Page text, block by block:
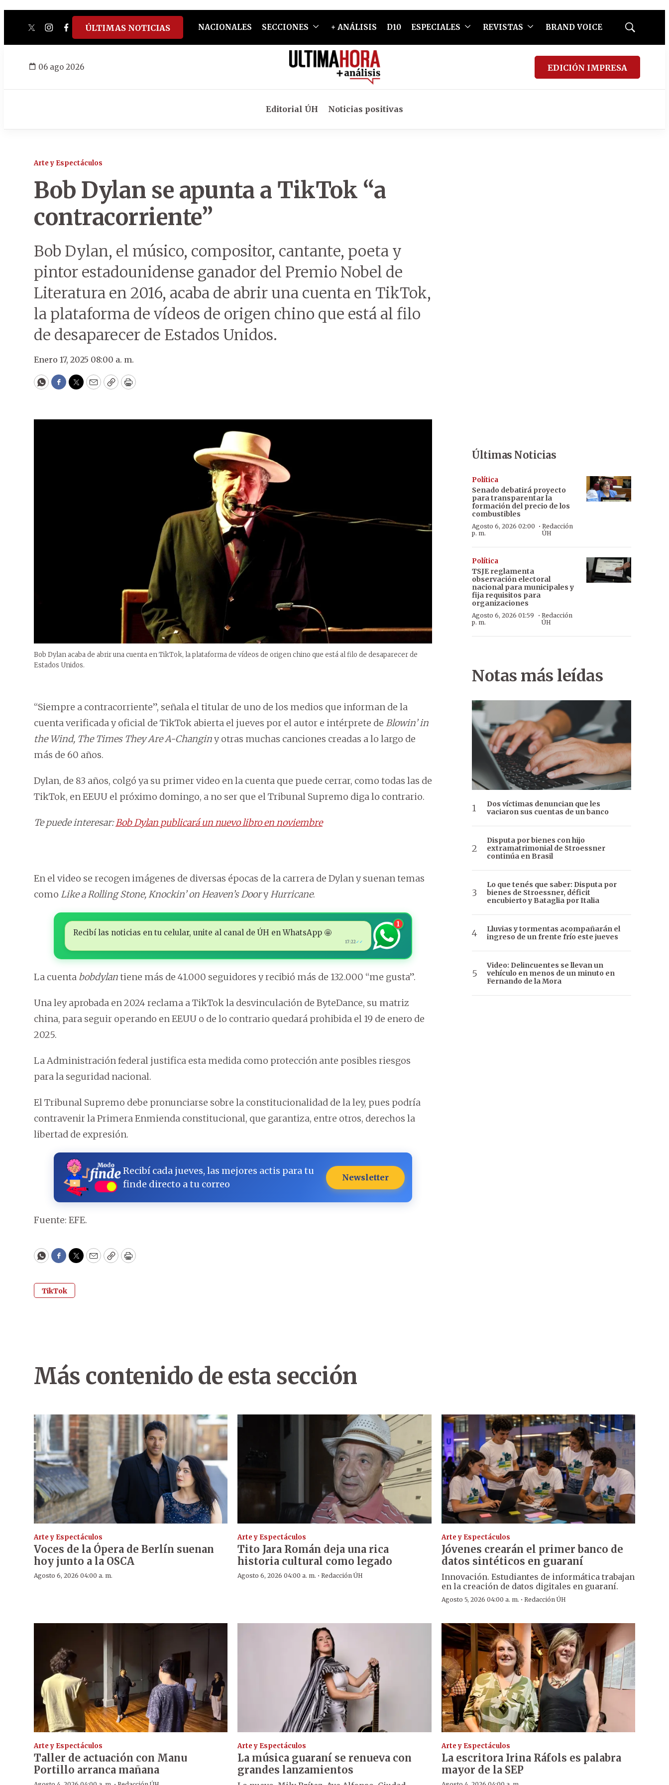
twitterinstagram
facebook
tiktokyoutube
spotify
ÚLTIMAS NOTICIAS NACIONALES SECCIONES + ANÁLISIS D10 ESPECIALES REVISTAS BRAND VOICE
Mostrar
06 ago 2026 EDICIÓN IMPRESA
Editorial ÚH Noticias positivas
Arte y Espectáculos
Bob Dylan se apunta a TikTok “a
contracorriente”
Bob Dylan, el músico, compositor, cantante, poeta y
pintor estadounidense ganador del Premio Nobel de
Literatura en 2016, acaba de abrir una cuenta en TikTok,
la plataforma de vídeos de origen chino que está al filo
de desaparecer de Estados Unidos.
Enero 17, 2025 08:00 a. m.
WhatsApp
Facebook
Twitter
EmailCopyPrint
Bob Dylan acaba de abrir una cuenta en TikTok, la plataforma de vídeos de origen chino que está al filo de desaparecer de
Estados Unidos.
“Siempre a contracorriente”, señala el titular de uno de los medios que informan de la
cuenta verificada y oficial de TikTok abierta el jueves por el autor e intérprete de Blowin’ in
the Wind, The Times They Are A-Changiny otras muchas canciones creadas a lo largo de
más de 60 años.
Dylan, de 83 años, colgó ya su primer video en la cuenta que puede cerrar, como todas las de
TikTok, en EEUU el próximo domingo, a no ser que el Tribunal Supremo diga lo contrario.
Te puede interesar:Bob Dylan publicará un nuevo libro en noviembre
En el video se recogen imágenes de diversas épocas de la carrera de Dylan y suenan temas
como Like a Rolling Stone, Knockin’ on Heaven’s DooryHurricane.
Recibí las noticias en tu celular, unite al canal de ÚH en WhatsApp 🤩
17:22✓✓
1
La cuenta bobdylantiene más de 41.000 seguidores y recibió más de 132.000 “me gusta”.
Una ley aprobada en 2024 reclama a TikTok la desvinculación de ByteDance, su matriz
china, para seguir operando en EEUU o de lo contrario quedará prohibida el 19 de enero de
2025.
La Administración federal justifica esta medida como protección ante posibles riesgos
para la seguridad nacional.
El Tribunal Supremo debe pronunciarse sobre la constitucionalidad de la ley, pues podría
contravenir la Primera Enmienda constitucional, que garantiza, entre otros, derechos la
libertad de expresión.
Recibí cada jueves, las mejores actis para tu
finde directo a tu correo
Newsletter
Fuente: EFE.
WhatsApp
Facebook
Twitter
EmailCopyPrint
TikTok
Últimas Noticias
Política
Senado debatirá proyecto
para transparentar la
formación del precio de los
combustibles
Agosto 6, 2026 02:00
p. m.
· Redacción
ÚH
Política
TSJE reglamenta
observación electoral
nacional para municipales y
fija requisitos para
organizaciones
Agosto 6, 2026 01:59
p. m.
· Redacción
ÚH
Notas más leídas
Dos víctimas denuncian que les
vaciaron sus cuentas de un banco
Disputa por bienes con hijo
extramatrimonial de Stroessner
continúa en Brasil
Lo que tenés que saber: Disputa por
bienes de Stroessner, déficit
encubierto y Bataglia por Italia
Lluvias y tormentas acompañarán el
ingreso de un frente frío este jueves
Video: Delincuentes se llevan un
vehículo en menos de un minuto en
Fernando de la Mora
Más contenido de esta sección
Arte y Espectáculos
Voces de la Ópera de Berlín suenan
hoy junto a la OSCA
Agosto 6, 2026 04:00 a. m.
Arte y Espectáculos
Tito Jara Román deja una rica
historia cultural como legado
Agosto 6, 2026 04:00 a. m. ·Redacción ÚH
Arte y Espectáculos
Jóvenes crearán el primer banco de
datos sintéticos en guaraní
Innovación. Estudiantes de informática trabajan
en la creación de datos digitales en guaraní.
Agosto 5, 2026 04:00 a. m. · Redacción ÚH
Arte y Espectáculos
Taller de actuación con Manu
Portillo arranca mañana
Arte y Espectáculos
La música guaraní se renueva con
grandes lanzamientos
Arte y Espectáculos
La escritora Irina Ráfols es palabra
mayor de la SEP